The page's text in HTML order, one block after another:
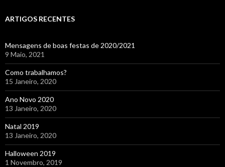
ARTIGOS RECENTES
Mensagens de boas festas de 2020/2021
9 Maio, 2021
Como trabalhamos?
15 Janeiro, 2020
Ano Novo 2020
13 Janeiro, 2020
Natal 2019
13 Janeiro, 2020
Halloween 2019
1 Novembro, 2019